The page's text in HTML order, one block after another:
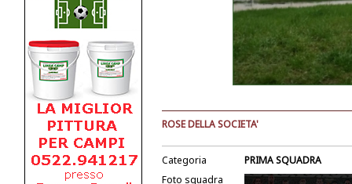
ROSE DELLA SOCIETA'
Categoria
PRIMA SQUADRA
Foto squadra